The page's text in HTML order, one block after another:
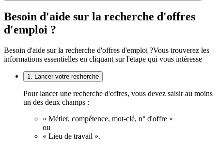
Besoin d'aide sur la recherche d'offres
d'emploi ?
Besoin d'aide sur la recherche d'offres d'emploi ?Vous trouverez les
informations essentielles en cliquant sur l'étape qui vous intéresse
1. Lancer votre recherche
Pour lancer une recherche d'offres, vous devez saisir au moins
un des deux champs :
« Métier, compétence, mot-clé, n° d'offre »
ou
« Lieu de travail ».